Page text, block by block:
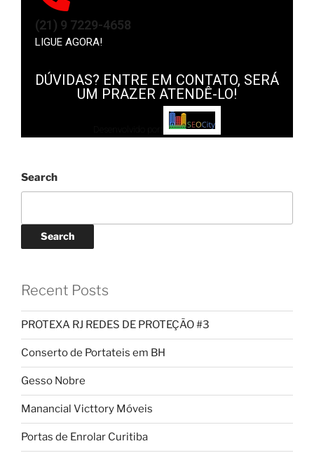
(21) 9 7229-4658
LIGUE AGORA!
DÚVIDAS? ENTRE EM CONTATO, SERÁ
UM PRAZER ATENDÊ-LO!
Search
Search
Recent Posts
PROTEXA RJ REDES DE PROTEÇÃO #3
Conserto de Portateis em BH
Gesso Nobre
Manancial Victtory Móveis
Portas de Enrolar Curitiba